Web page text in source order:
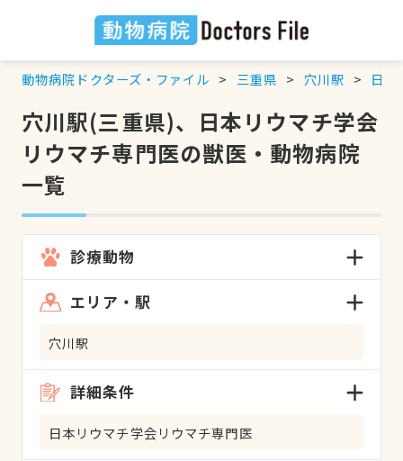
動物病院ドクターズ・ファイル 三重県 穴川駅 日本
穴川駅(三重県)、日本リウマチ学会
リウマチ専門医の獣医・動物病院
一覧
診療動物
エリア・駅
穴川駅
詳細条件
日本リウマチ学会リウマチ専門医